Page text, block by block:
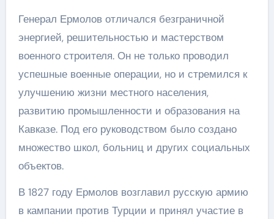
Генерал Ермолов отличался безграничной
энергией, решительностью и мастерством
военного строителя. Он не только проводил
успешные военные операции, но и стремился к
улучшению жизни местного населения,
развитию промышленности и образования на
Кавказе. Под его руководством было создано
множество школ, больниц и других социальных
объектов.
В 1827 году Ермолов возглавил русскую армию
в кампании против Турции и принял участие в